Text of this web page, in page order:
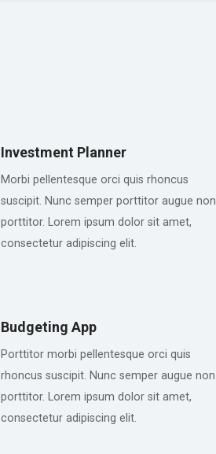
Investment Planner
Morbi pellentesque orci quis rhoncus
suscipit. Nunc semper porttitor augue non
porttitor. Lorem ipsum dolor sit amet,
consectetur adipiscing elit.
Budgeting App
Porttitor morbi pellentesque orci quis
rhoncus suscipit. Nunc semper augue non
porttitor. Lorem ipsum dolor sit amet,
consectetur adipiscing elit.